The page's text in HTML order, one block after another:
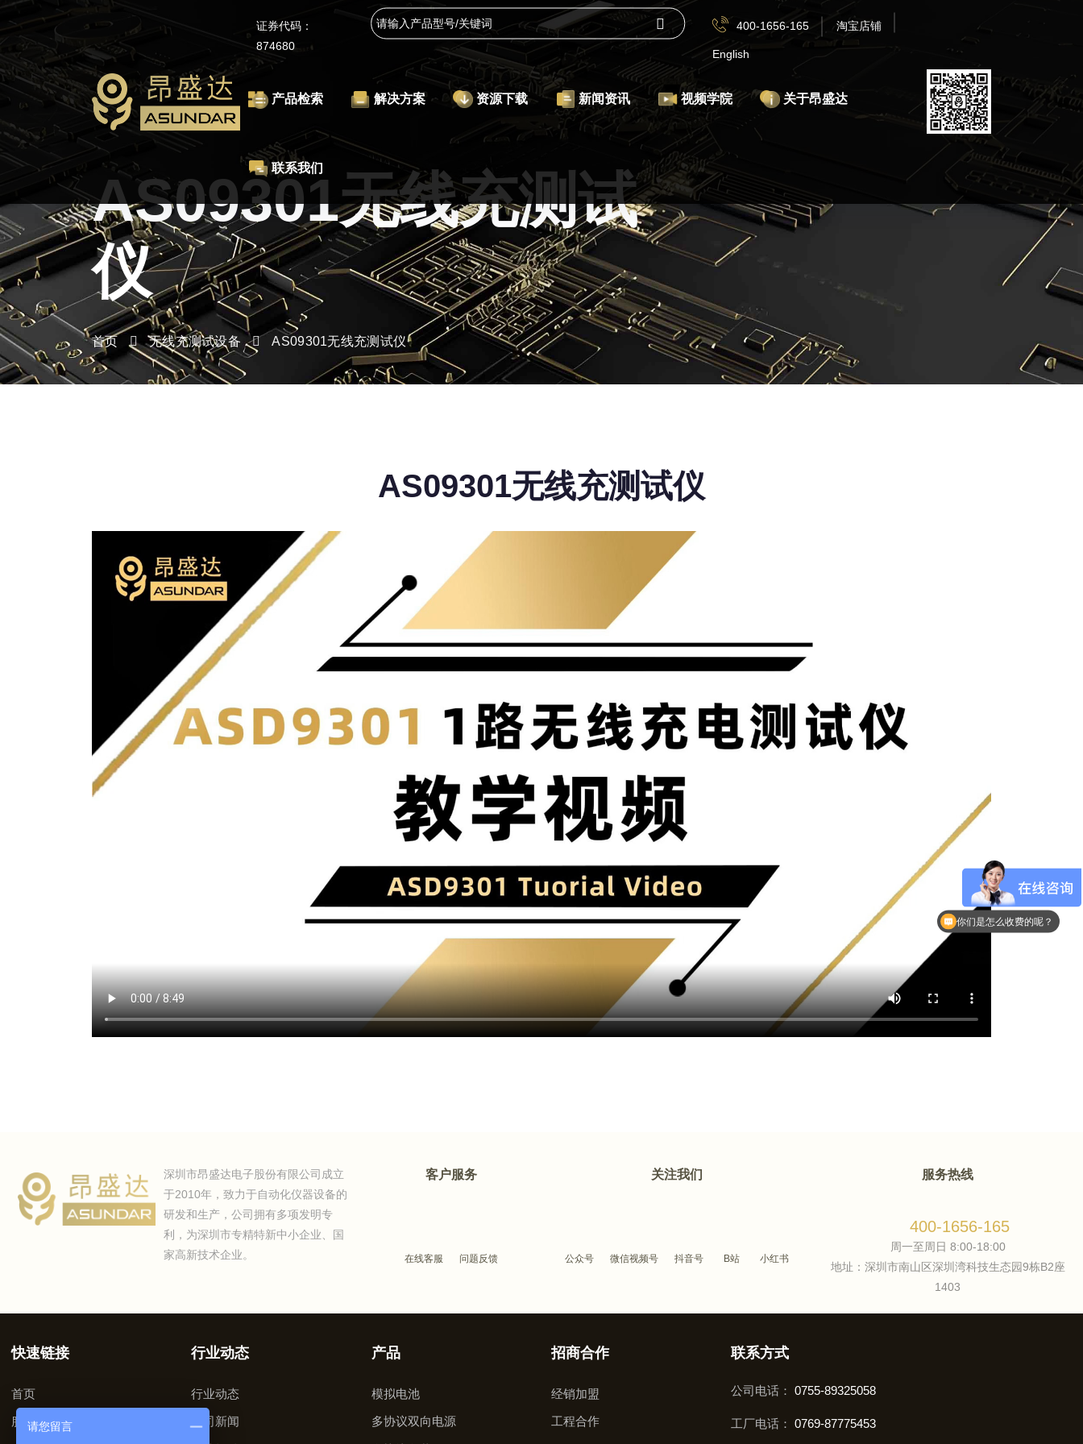
证券代码：
874680
400-1656-165 淘宝店铺
English
产品检索 解决方案 资源下载 新闻资讯 视频学院 关于昂盛达
联系我们
AS09301无线充测试
仪
首页 无线充测试设备 AS09301无线充测试仪
AS09301无线充测试仪
深圳市昂盛达电子股份有限公司成立
于2010年，致力于自动化仪器设备的
研发和生产，公司拥有多项发明专
利，为深圳市专精特新中小企业、国
家高新技术企业。
客户服务
在线客服 问题反馈
关注我们
公众号 微信视频号 抖音号 B站 小红书
服务热线
400-1656-165
周一至周日 8:00-18:00
地址：深圳市南山区深圳湾科技生态园9栋B2座
1403
快速链接
首页
服务支持
行业动态
行业动态
公司新闻
产品
模拟电池
多协议双向电源
招商合作
经销加盟
工程合作
联系方式
公司电话：0755-89325058
工厂电话：0769-87775453
你们是怎么收费的呢？
请您留言